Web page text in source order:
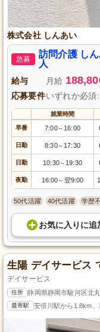
株式会社 しんあい
急募
訪問介護 し
人
給与 月給
応募要件いずれか必須
就業時間
早番 7:00～ 16:00
日勤 8:30～ 17:30
日勤 10:30～ 19:30
夜勤 16:00～ 翌9:00
50代活躍 40代活躍 学歴
お気に入り に追
生陽 デイサービス
デイサービス
住所 静岡県静岡市駿河区北
最寄駅 安倍川駅から1.8km